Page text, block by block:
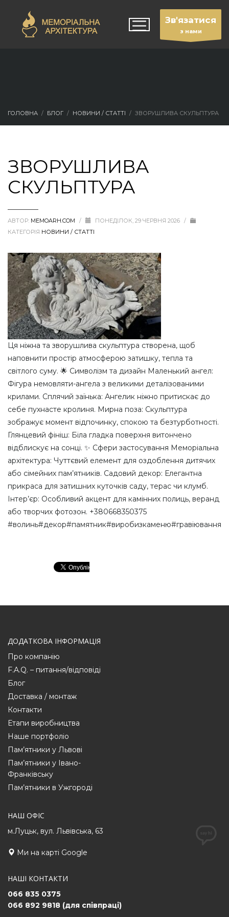
Зв'язатися
з нами
ГОЛОВНА БЛОГ НОВИНИ / СТАТТІ ЗВОРУШЛИВА СКУЛЬПТУРА
ЗВОРУШЛИВА
СКУЛЬПТУРА
АВТОР: MEMOARH.COM / ПОНЕДІЛОК, 29 ЧЕРВНЯ 2026 /
КАТЕГОРІЯ НОВИНИ / СТАТТІ
Ця ніжна та зворушлива скульптура створена, щоб
наповнити простір атмосферою затишку, тепла та
світлого суму. 🌟 Символізм та дизайн Маленький ангел:
Фігура немовляти-ангела з великими деталізованими
крилами. Сплячий заїнька: Ангелик ніжно притискає до
себе пухнасте кролиня. Мирна поза: Скульптура
зображує момент відпочинку, спокою та безтурботності.
Глянцевий фініш: Біла гладка поверхня витончено
відблискує на сонці. ✨ Сфери застосування Меморіальна
архітектура: Чуттєвий елемент для оздоблення дитячих
або сімейних пам’ятників. Садовий декор: Елегантна
прикраса для затишних куточків саду, терас чи клумб.
Інтер’єр: Особливий акцент для камінних полиць, веранд
або творчих фотозон. +380668350375
#волинь#декор#памятник#виробизкаменю#гравіювання
ДОДАТКОВА ІНФОРМАЦІЯ
Про компанію
F.A.Q. – питання/відповіді
Блог
Доставка / монтаж
Контакти
Етапи виробництва
Наше портфоліо
Пам’ятники у Львові
Пам’ятники у Івано-
Франківську
Пам’ятники в Ужгороді
НАШ ОФІС
м.Луцьк, вул. Львівська, 63
Ми на карті Google
НАШІ КОНТАКТИ
066 835 0375
066 892 9818 (для співпраці)